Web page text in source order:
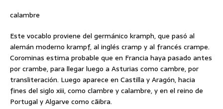
calambre
Este vocablo proviene del germánico kramph, que pasó al
alemán moderno krampf, al inglés cramp y al francés crampe.
Corominas estima probable que en Francia haya pasado antes
por crambe, para llegar luego a Asturias como cambre, por
transliteración. Luego aparece en Castilla y Aragón, hacia
fines del siglo xiii, como clambre y calambre, y en el reino de
Portugal y Algarve como cãibra.